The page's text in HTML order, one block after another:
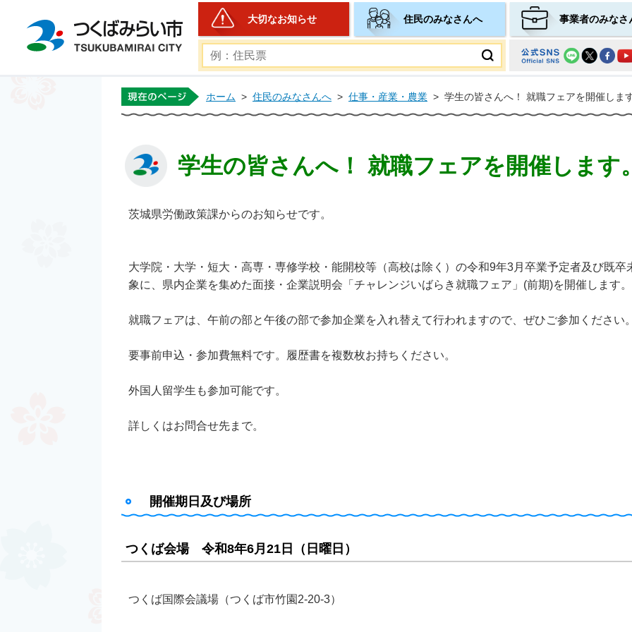
つくばみらい市公式ホームページ
大切なお知らせ 住民のみなさんへ 事業者のみなさ
ホーム > 住民のみなさんへ > 仕事・産業・農業 > 学生の皆さんへ！ 就職フェアを開催しま
学生の皆さんへ！ 就職フェアを開催します
茨城県労働政策課からのお知らせです。
大学院・大学・短大・高専・専修学校・能開校等（高校は除く）の令和9年3月卒業予定者及び既
象に、県内企業を集めた面接・企業説明会「チャレンジいばらき就職フェア」(前期)を開催します。
就職フェアは、午前の部と午後の部で参加企業を入れ替えて行われますので、ぜひご参加ください
要事前申込・参加費無料です。履歴書を複数枚お持ちください。
外国人留学生も参加可能です。
詳しくはお問合せ先まで。
開催期日及び場所
つくば会場 令和8年6月21日（日曜日）
つくば国際会議場（つくば市竹園2-20-3）